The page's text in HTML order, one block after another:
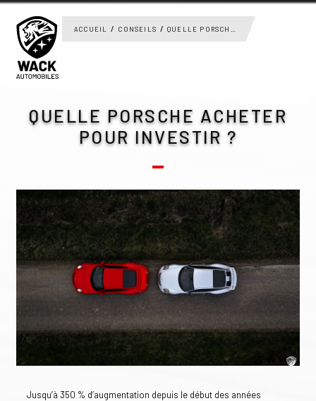
Panneau de gestion des cookies
ACCUEIL CONSEILS
QUELLE PORSCHE ACHETER
POUR INVESTIR ?
Jusqu’à 350 % d’augmentation depuis le début des années